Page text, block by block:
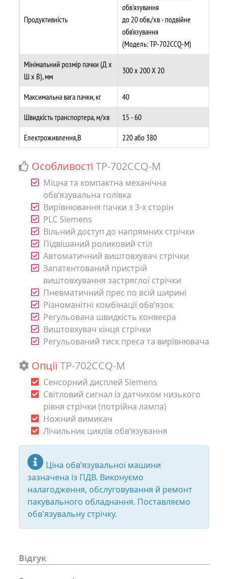
Продуктивність
обв'язування
до 20 обв./хв - подвійне
обв’язування
(Модель: TP-702CCQ-M)
Мінімальний розмір пачки (Д х
Ш х В), мм
300 х 200 Х 20
Максимальна вага пачки, кг
40
Швидкість транспортера, м/хв
15 - 60
Електроживлення,В
220 або 380
Особливості TP-702CCQ-M
Міцна та компактна механічна
обв’язувальна голівка
Вирівнювання пачки з 3-х сторін
PLC Siemens
Вільний доступ до напрямних стрічки
Підвішаний роликовий стіл
Автоматичний виштовхувач стрічки
Запатентований пристрій
виштовхування застряглої стрічки
Пневматичний прес по всій ширині
Різноманітні комбінації обв’язок
Регульована швидкість конвеєра
Виштовхувач кінця стрічки
Регульований тиск преса та вирівнювача
Опції TP-702CCQ-M
Сенсорний дисплей Siemens
Світловий сигнал із датчиком низького
рівня стрічки (потрійна лампа)
Ножний вимикач
Лічильник циклів обв’язування
Ціна обв’язувальної машини
зазначена із ПДВ. Виконуємо
налагодження, обслуговування й ремонт
пакувального обладнання. Поставляємо
обв'язувальну стрічку.
Відгук